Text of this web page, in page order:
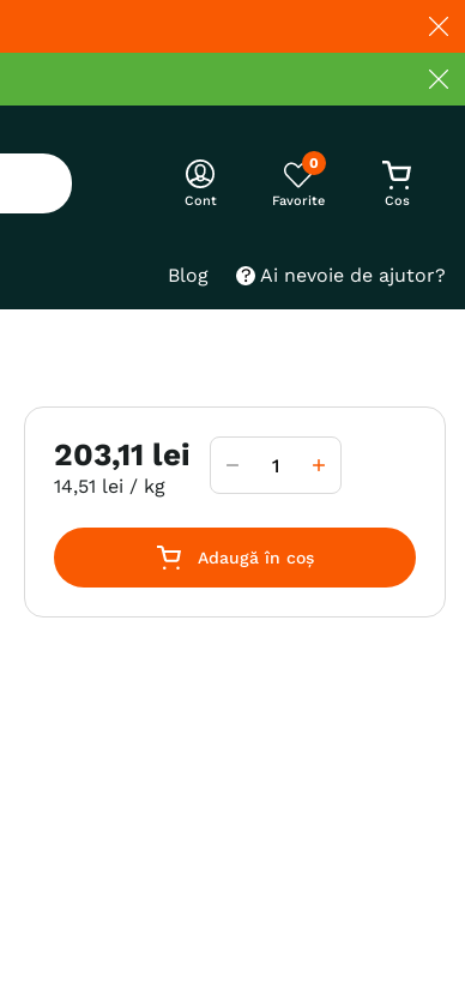
Cont
0
Blog Ai nevoie de ajutor?
203,11 lei
14,51 lei / kg
Adaugă în coș